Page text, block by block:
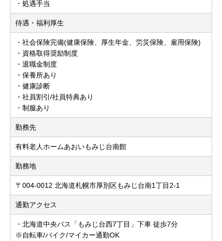
・処遇手当
待遇・福利厚生
・社会保険完備(健康保険、厚生年金、労災保険、雇用保険)
・資格取得奨励制度
・退職金制度
・保養所あり
・健康診断
・社員割引/社員特典あり
・制服あり
勤務先
有料老人ホームあおいもみじ台南館
勤務地
〒004-0012 北海道札幌市厚別区もみじ台南1丁目2-1
通勤アクセス
・北海道中央バス「もみじ台西7丁目」下車 徒歩7分
※自転車/バイク/マイカー通勤OK